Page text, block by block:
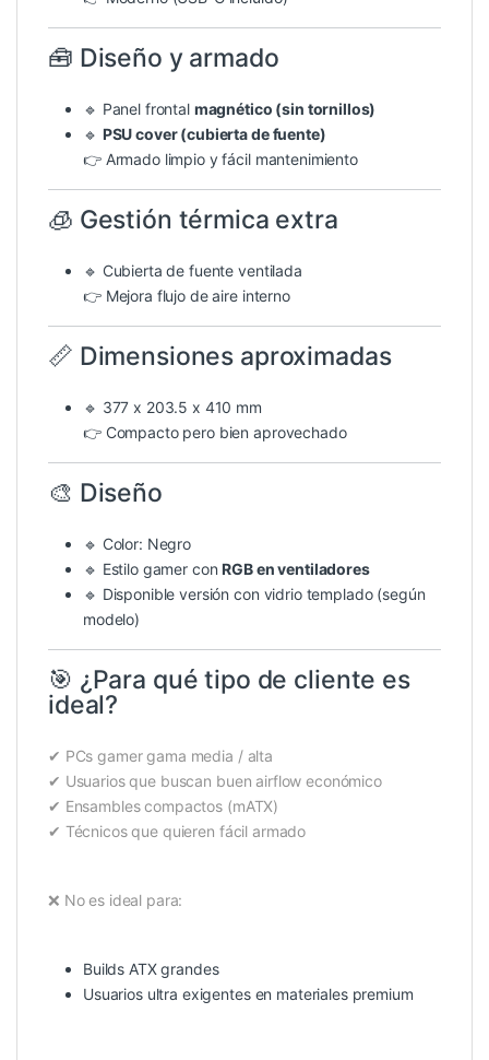
🧰 Diseño y armado
🔹 Panel frontal magnético (sin tornillos)
🔹 PSU cover (cubierta de fuente)
👉 Armado limpio y fácil mantenimiento
🧊 Gestión térmica extra
🔹 Cubierta de fuente ventilada
👉 Mejora flujo de aire interno
📏 Dimensiones aproximadas
🔹 377 x 203.5 x 410 mm
👉 Compacto pero bien aprovechado
🎨 Diseño
🔹 Color: Negro
🔹 Estilo gamer conRGB en ventiladores
🔹 Disponible versión con vidrio templado (según
modelo)
🎯 ¿Para qué tipo de cliente es
ideal?
✔ PCs gamer gama media / alta
✔ Usuarios que buscan buen airflow económico
✔ Ensambles compactos (mATX)
✔ Técnicos que quieren fácil armado
❌ No es ideal para:
Builds ATX grandes
Usuarios ultra exigentes en materiales premium